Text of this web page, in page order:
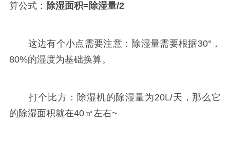
算公式： 除湿面积=除湿量/2
这边有个小点需要注意：除湿量需要根据30°，
80%的湿度为基础换算。
打个比方：除湿机的除湿量为20L/天，那么它
的除湿面积就在40㎡左右~